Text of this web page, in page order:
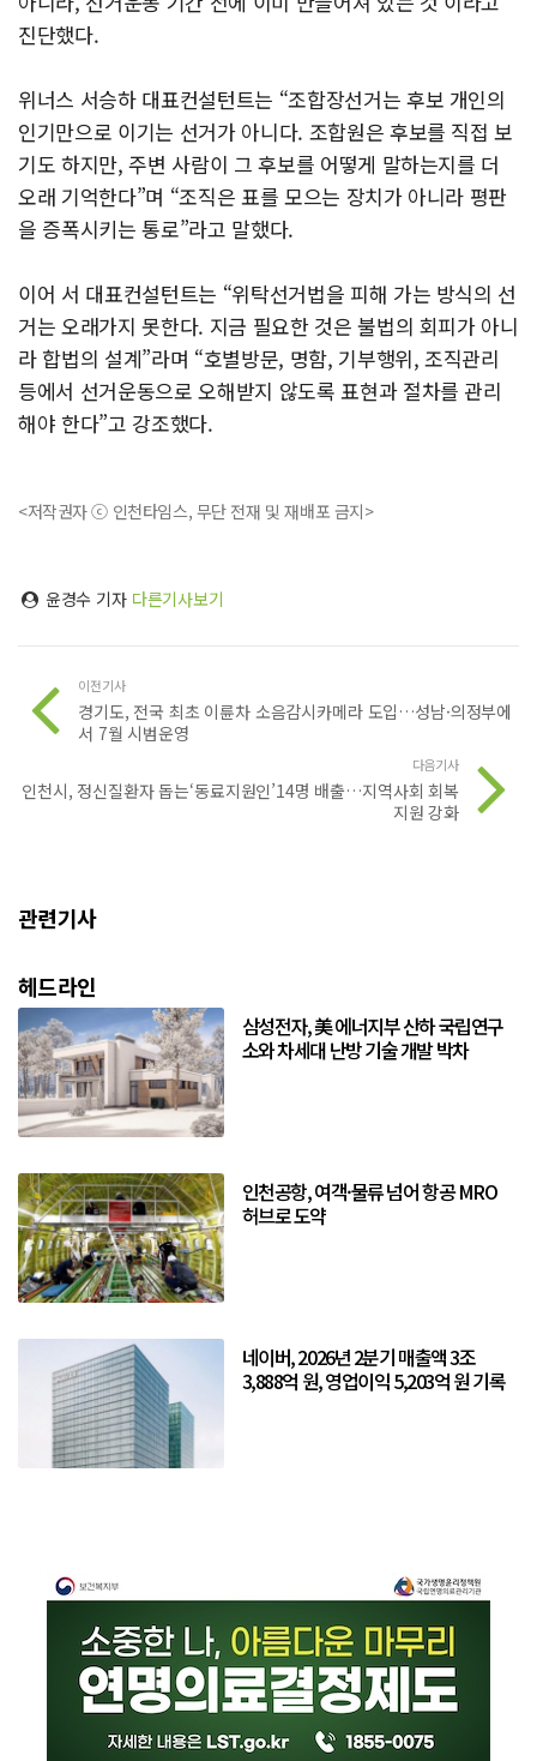
진단했다.
위너스 서승하 대표컨설턴트는 “조합장선거는 후보 개인의
인기만으로 이기는 선거가 아니다. 조합원은 후보를 직접 보
기도 하지만, 주변 사람이 그 후보를 어떻게 말하는지를 더
오래 기억한다”며 “조직은 표를 모으는 장치가 아니라 평판
을 증폭시키는 통로”라고 말했다.
이어 서 대표컨설턴트는 “위탁선거법을 피해 가는 방식의 선
거는 오래가지 못한다. 지금 필요한 것은 불법의 회피가 아니
라 합법의 설계”라며 “호별방문, 명함, 기부행위, 조직관리
등에서 선거운동으로 오해받지 않도록 표현과 절차를 관리
해야 한다”고 강조했다.
<저작권자 ⓒ 인천타임스, 무단 전재 및 재배포 금지>
윤경수 기자 다른기사보기
이전기사
경기도, 전국 최초 이륜차 소음감시카메라 도입…성남·의정부에
서 7월 시범운영
다음기사
인천시, 정신질환자 돕는‘동료지원인’14명 배출…지역사회 회복
지원 강화
관련기사
헤드라인
삼성전자, 美 에너지부 산하 국립연구
소와 차세대 난방 기술 개발 박차
인천공항, 여객·물류 넘어 항공 MRO
허브로 도약
네이버, 2026년 2분기 매출액 3조
3,888억 원, 영업이익 5,203억 원 기록